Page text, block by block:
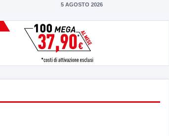
5 AGOSTO 2026